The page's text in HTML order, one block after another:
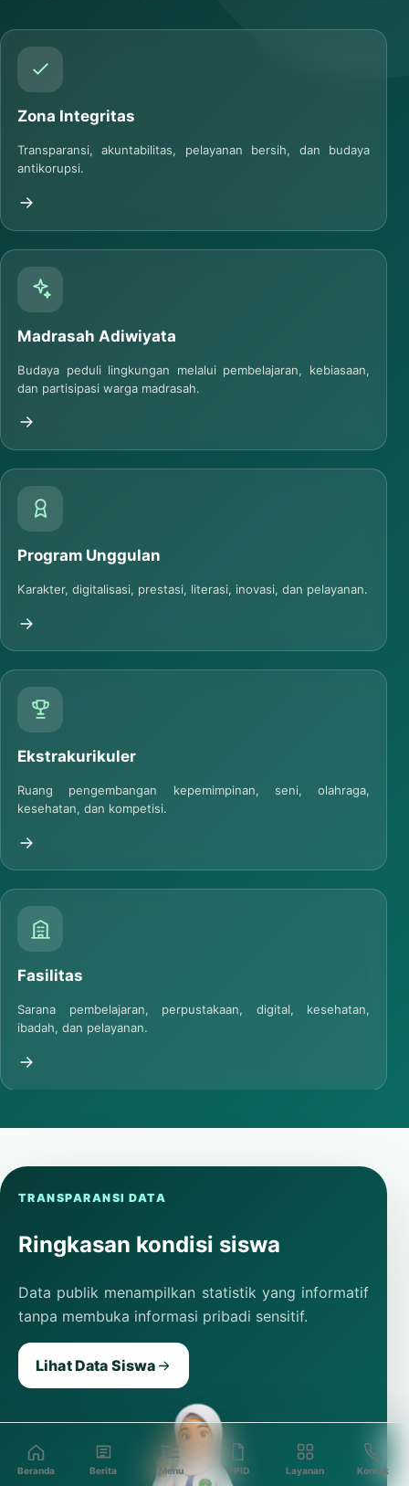
Zona Integritas
Transparansi, akuntabilitas, pelayanan bersih, dan budaya
antikorupsi.
Madrasah Adiwiyata
Budaya peduli lingkungan melalui pembelajaran, kebiasaan,
dan partisipasi warga madrasah.
Program Unggulan
Karakter, digitalisasi, prestasi, literasi, inovasi, dan pelayanan.
Ekstrakurikuler
Ruang pengembangan kepemimpinan, seni, olahraga,
kesehatan, dan kompetisi.
Fasilitas
Sarana pembelajaran, perpustakaan, digital, kesehatan,
ibadah, dan pelayanan.
TRANSPARANSI DATA
Ringkasan kondisi siswa
Data publik menampilkan statistik yang informatif
tanpa membuka informasi pribadi sensitif.
Lihat Data Siswa
Beranda Berita Menu PPID Layanan Kontak